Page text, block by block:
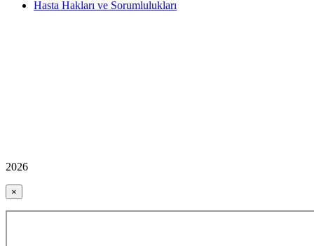
Hasta Hakları ve Sorumlulukları
2026
×